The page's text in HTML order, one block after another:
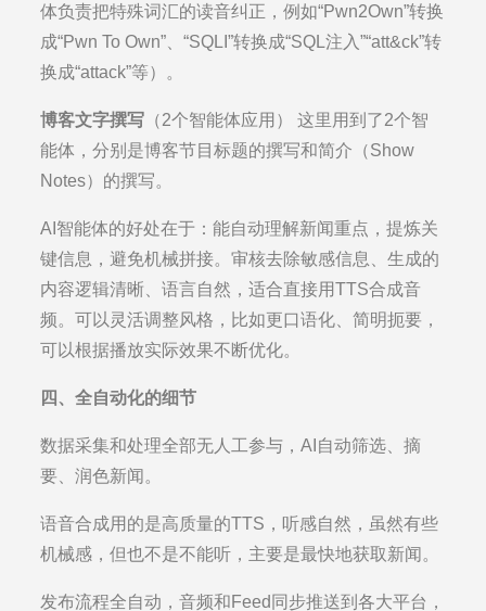
体负责把特殊词汇的读音纠正，例如“Pwn2Own”转换
成“Pwn To Own”、“SQLI”转换成“SQL注入”“att&ck”转
换成“attack”等）。
博客文字撰写 （2个智能体应用） 这里用到了2个智
能体，分别是博客节目标题的撰写和简介（Show
Notes）的撰写。
AI智能体的好处在于：能自动理解新闻重点，提炼关
键信息，避免机械拼接。审核去除敏感信息、生成的
内容逻辑清晰、语言自然，适合直接用TTS合成音
频。可以灵活调整风格，比如更口语化、简明扼要，
可以根据播放实际效果不断优化。
四、全自动化的细节
数据采集和处理全部无人工参与，AI自动筛选、摘
要、润色新闻。
语音合成用的是高质量的TTS，听感自然，虽然有些
机械感，但也不是不能听，主要是最快地获取新闻。
发布流程全自动，音频和Feed同步推送到各大平台，